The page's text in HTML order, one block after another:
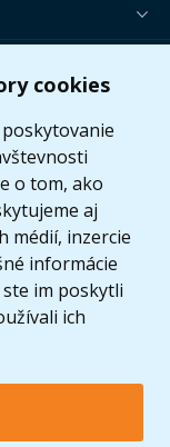
cookies
o tom, ako
aj
médií, inzercie
informácie
im poskytli
ich